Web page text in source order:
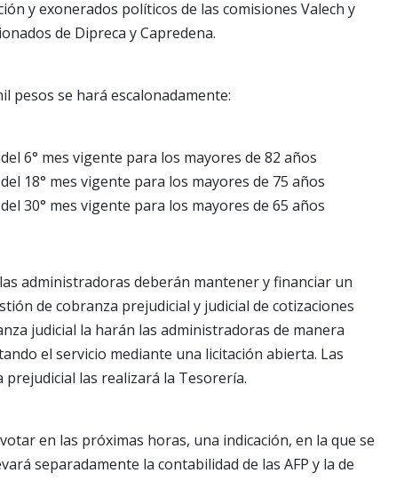
y exonerados políticos de las comisiones Valech y
de Dipreca y Capredena.
pesos se hará escalonadamente:
6° mes vigente para los mayores de 82 años
18° mes vigente para los mayores de 75 años
30° mes vigente para los mayores de 65 años
las administradoras deberán mantener y financiar un
de cobranza prejudicial y judicial de cotizaciones
judicial la harán las administradoras de manera
el servicio mediante una licitación abierta. Las
prejudicial las realizará la Tesorería.
en las próximas horas, una indicación, en la que se
separadamente la contabilidad de las AFP y la de